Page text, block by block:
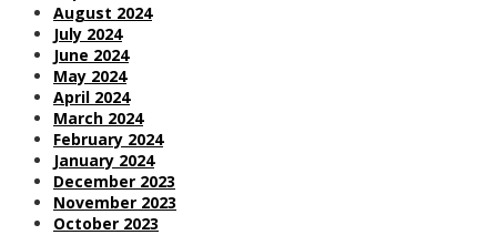
August 2024
July 2024
June 2024
May 2024
April 2024
March 2024
February 2024
January 2024
December 2023
November 2023
October 2023